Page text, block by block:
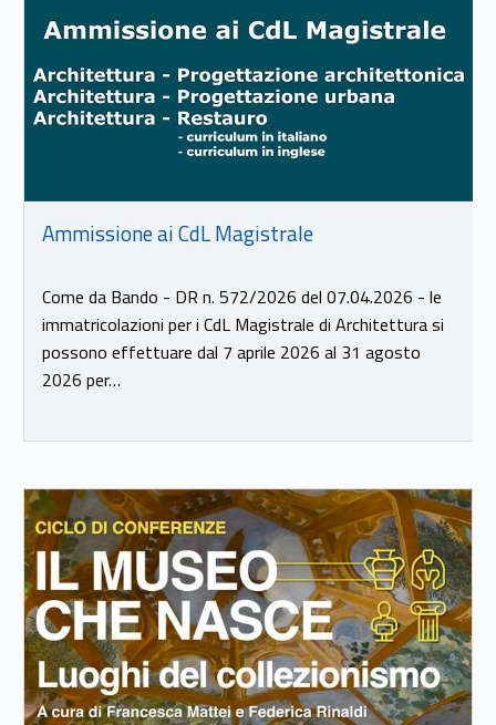
Ammissione ai CdL Magistrale
Come da Bando - DR n. 572/2026 del 07.04.2026 - le
immatricolazioni per i CdL Magistrale di Architettura si
possono effettuare dal 7 aprile 2026 al 31 agosto
2026 per…
Link identifier #identifier__193848-19